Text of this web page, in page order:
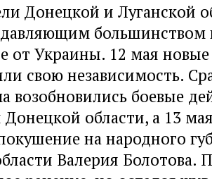
Донецкой и Луганской
большинством
от Украины. 12 мая
свою независимость.
возобновились боевые
области, а 13
на народного
Валерия Болотова.